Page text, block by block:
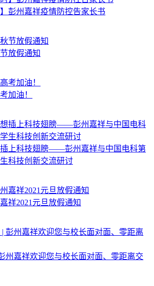
】彭州嘉祥疫情防控告家长书
放假通知
加油！
上科技翅膀——彭州嘉祥与中国电科第
科技创新交流研讨
祥2021元旦放假通知
州嘉祥欢迎您与校长面对面、零距离交